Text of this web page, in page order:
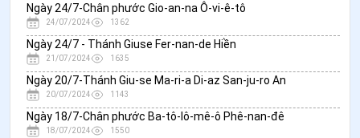
Ngày 24/7-Chân phước Gio-an-na Ô-vi-ê-tô
24/07/2024 1362
Ngày 24/7 - Thánh Giuse Fer-nan-de Hiền
21/07/2024 1635
Ngày 20/7-Thánh Giu-se Ma-ri-a Di-az San-ju-ro An
20/07/2024 1143
Ngày 18/7-Chân phước Ba-tô-lô-mê-ô Phê-nan-đê
18/07/2024 1550